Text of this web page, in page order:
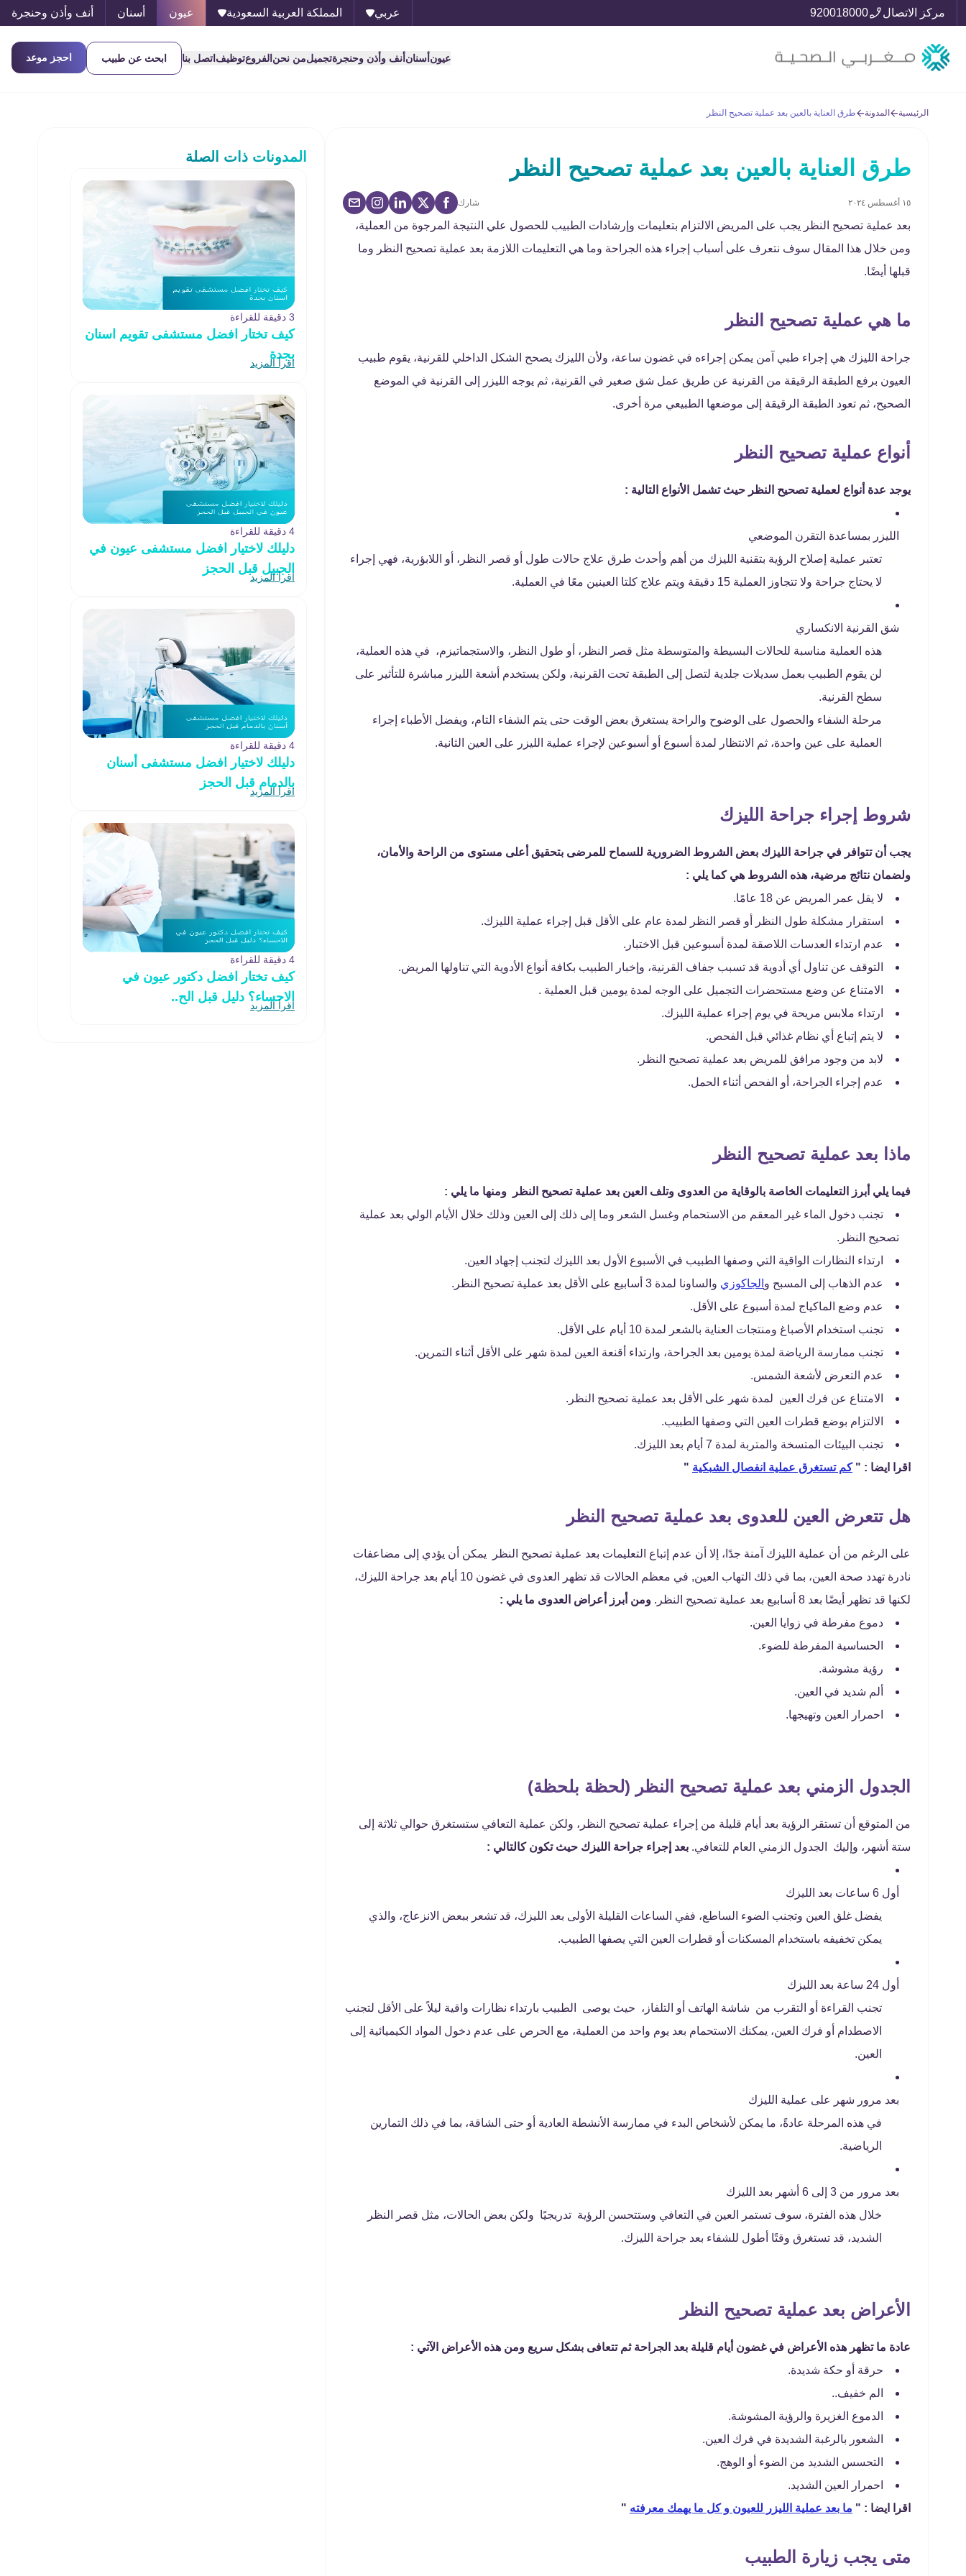
مركز الاتصال 920018000 عربي المملكة العربية السعودية عيون أسنان أنف وأذن وحنجرة
عيون أسنان أنف وأذن وحنجرةتجميلمن نحن الفروعتوظيف اتصل بنا ابحث عن طبيب احجز موعد
الرئيسية المدونة طرق العناية بالعين بعد عملية تصحيح النظر
طرق العناية بالعين بعد عملية تصحيح النظر
١٥ أغسطس ٢٠٢٤ شارك
بعد عملية تصحيح النظر يجب على المريض الالتزام بتعليمات وإرشادات الطبيب للحصول علي النتيجة المرجوة من العملية،
ومن خلال هذا المقال سوف نتعرف على أسباب إجراء هذه الجراحة وما هي التعليمات اللازمة بعد عملية تصحيح النظر وما
قبلها أيضًا.
ما هي عملية تصحيح النظر
جراحة الليزك هي إجراء طبي آمن يمكن إجراءه في غضون ساعة، ولأن الليزك يصحح الشكل الداخلي للقرنية، يقوم طبيب
العيون برفع الطبقة الرقيقة من القرنية عن طريق عمل شق صغير في القرنية، ثم يوجه الليزر إلى القرنية في الموضع
الصحيح، ثم تعود الطبقة الرقيقة إلى موضعها الطبيعي مرة أخرى.
أنواع عملية تصحيح النظر
يوجد عدة أنواع لعملية تصحيح النظر حيث تشمل الأنواع التالية :
الليزر بمساعدة التقرن الموضعي
تعتبر عملية إصلاح الرؤية بتقنية الليزك من أهم وأحدث طرق علاج حالات طول أو قصر النظر، أو اللابؤرية، فهي إجراء
لا يحتاج جراحة ولا تتجاوز العملية 15 دقيقة ويتم علاج كلتا العينين معًا في العملية.
شق القرنية الانكساري
هذه العملية مناسبة للحالات البسيطة والمتوسطة مثل قصر النظر، أو طول النظر، والاستجماتيزم، في هذه العملية،
لن يقوم الطبيب بعمل سديلات جلدية لتصل إلى الطبقة تحت القرنية، ولكن يستخدم أشعة الليزر مباشرة للتأثير على
سطح القرنية.
مرحلة الشفاء والحصول على الوضوح والراحة يستغرق بعض الوقت حتى يتم الشفاء التام، ويفضل الأطباء إجراء
العملية على عين واحدة، ثم الانتظار لمدة أسبوع أو أسبوعين لإجراء عملية الليزر على العين الثانية.
شروط إجراء جراحة الليزك
يجب أن تتوافر في جراحة الليزك بعض الشروط الضرورية للسماح للمرضى بتحقيق أعلى مستوى من الراحة والأمان،
ولضمان نتائج مرضية، هذه الشروط هي كما يلي :
لا يقل عمر المريض عن 18 عامًا.
استقرار مشكلة طول النظر أو قصر النظر لمدة عام على الأقل قبل إجراء عملية الليزك.
عدم ارتداء العدسات اللاصقة لمدة أسبوعين قبل الاختبار.
التوقف عن تناول أي أدوية قد تسبب جفاف القرنية، وإخبار الطبيب بكافة أنواع الأدوية التي تناولها المريض.
الامتناع عن وضع مستحضرات التجميل على الوجه لمدة يومين قبل العملية .
ارتداء ملابس مريحة في يوم إجراء عملية الليزك.
لا يتم إتباع أي نظام غذائي قبل الفحص.
لابد من وجود مرافق للمريض بعد عملية تصحيح النظر.
عدم إجراء الجراحة، أو الفحص أثناء الحمل.
ماذا بعد عملية تصحيح النظر
فيما يلي أبرز التعليمات الخاصة بالوقاية من العدوى وتلف العين بعد عملية تصحيح النظر ومنها ما يلي :
تجنب دخول الماء غير المعقم من الاستحمام وغسل الشعر وما إلى ذلك إلى العين وذلك خلال الأيام الولي بعد عملية
تصحيح النظر.
ارتداء النظارات الواقية التي وصفها الطبيب في الأسبوع الأول بعد الليزك لتجنب إجهاد العين.
عدم الذهاب إلى المسبح و الجاكوزي والساونا لمدة 3 أسابيع على الأقل بعد عملية تصحيح النظر.
عدم وضع الماكياج لمدة أسبوع على الأقل.
تجنب استخدام الأصباغ ومنتجات العناية بالشعر لمدة 10 أيام على الأقل.
تجنب ممارسة الرياضة لمدة يومين بعد الجراحة، وارتداء أقنعة العين لمدة شهر على الأقل أثناء التمرين.
عدم التعرض لأشعة الشمس.
الامتناع عن فرك العين لمدة شهر على الأقل بعد عملية تصحيح النظر.
الالتزام بوضع قطرات العين التي وصفها الطبيب.
تجنب البيئات المتسخة والمتربة لمدة 7 أيام بعد الليزك.
اقرا ايضا : "كم تستغرق عملية انفصال الشبكية "
هل تتعرض العين للعدوى بعد عملية تصحيح النظر
على الرغم من أن عملية الليزك آمنة جدًا، إلا أن عدم إتباع التعليمات بعد عملية تصحيح النظر يمكن أن يؤدي إلى مضاعفات
نادرة تهدد صحة العين، بما في ذلك التهاب العين, في معظم الحالات قد تظهر العدوى في غضون 10 أيام بعد جراحة الليزك،
لكنها قد تظهر أيضًا بعد 8 أسابيع بعد عملية تصحيح النظر.
ومن أبرز أعراض العدوى ما يلي :
دموع مفرطة في زوايا العين.
الحساسية المفرطة للضوء.
رؤية مشوشة.
ألم شديد في العين.
احمرار العين وتهيجها.
الجدول الزمني بعد عملية تصحيح النظر (لحظة بلحظة)
من المتوقع أن تستقر الرؤية بعد أيام قليلة من إجراء عملية تصحيح النظر، ولكن عملية التعافي ستستغرق حوالي ثلاثة إلى
ستة أشهر، وإليك الجدول الزمني العام للتعافي. بعد إجراء جراحة الليزك حيث تكون كالتالي :
أول 6 ساعات بعد الليزك
يفضل غلق العين وتجنب الضوء الساطع، ففي الساعات القليلة الأولى بعد الليزك، قد تشعر ببعض الانزعاج، والذي
يمكن تخفيفه باستخدام المسكنات أو قطرات العين التي يصفها الطبيب.
أول 24 ساعة بعد الليزك
تجنب القراءة أو التقرب من شاشة الهاتف أو التلفاز، حيث يوصى الطبيب بارتداء نظارات واقية ليلاً على الأقل لتجنب
الاصطدام أو فرك العين، يمكنك الاستحمام بعد يوم واحد من العملية، مع الحرص على عدم دخول المواد الكيميائية إلى
العين.
بعد مرور شهر على عملية الليزك
في هذه المرحلة عادةً، ما يمكن لأشخاص البدء في ممارسة الأنشطة العادية أو حتى الشاقة، بما في ذلك التمارين
الرياضية.
بعد مرور من 3 إلى 6 أشهر بعد الليزك
خلال هذه الفترة، سوف تستمر العين في التعافي وستتحسن الرؤية تدريجيًا ولكن بعض الحالات، مثل قصر النظر
الشديد، قد تستغرق وقتًا أطول للشفاء بعد جراحة الليزك.
الأعراض بعد عملية تصحيح النظر
عادة ما تظهر هذه الأعراض في غضون أيام قليلة بعد الجراحة ثم تتعافى بشكل سريع ومن هذه الأعراض الآتي :
حرقة أو حكة شديدة.
الم خفيف..
الدموع الغزيرة والرؤية المشوشة.
الشعور بالرغبة الشديدة في فرك العين.
التحسس الشديد من الضوء أو الوهج.
احمرار العين الشديد.
اقرا ايضا : " ما بعد عملية الليزر للعيون و كل ما يهمك معرفته "
متى يجب زيارة الطبيب
المدونات ذات الصلة
3 دقيقة للقراءة
كيف تختار افضل مستشفى تقويم اسنان
بجدة
اقرأ المزيد
4 دقيقة للقراءة
دليلك لاختيار افضل مستشفى عيون في
الجبيل قبل الحجز
اقرأ المزيد
4 دقيقة للقراءة
دليلك لاختيار افضل مستشفى أسنان
بالدمام قبل الحجز
اقرأ المزيد
4 دقيقة للقراءة
كيف تختار افضل دكتور عيون في
الاحساء؟ دليل قبل الح..
اقرأ المزيد